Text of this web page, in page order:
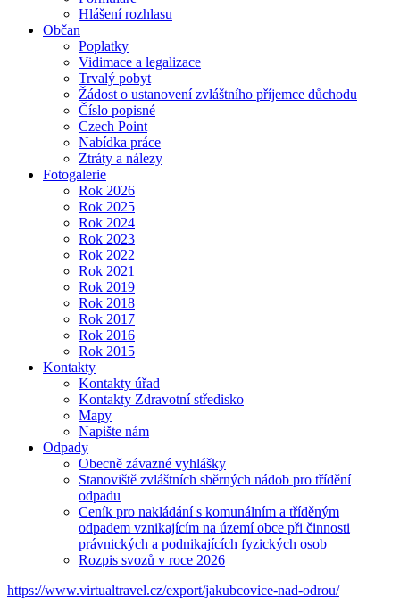
Hlášení rozhlasu
Občan
Poplatky
Vidimace a legalizace
Trvalý pobyt
Žádost o ustanovení zvláštního příjemce důchodu
Číslo popisné
Czech Point
Nabídka práce
Ztráty a nálezy
Fotogalerie
Rok 2026
Rok 2025
Rok 2024
Rok 2023
Rok 2022
Rok 2021
Rok 2019
Rok 2018
Rok 2017
Rok 2016
Rok 2015
Kontakty
Kontakty úřad
Kontakty Zdravotní středisko
Mapy
Napište nám
Odpady
Obecně závazné vyhlášky
Stanoviště zvláštních sběrných nádob pro třídění
odpadu
Ceník pro nakládání s komunálním a tříděným
odpadem vznikajícím na území obce při činnosti
právnických a podnikajících fyzických osob
Rozpis svozů v roce 2026
https://www.virtualtravel.cz/export/jakubcovice-nad-odrou/